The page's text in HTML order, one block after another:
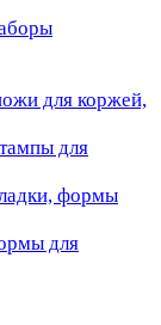
для коржей,
для
формы
для